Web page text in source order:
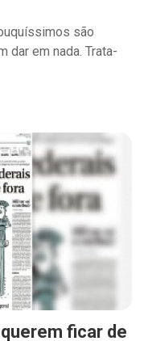
são
dar em nada. Trata-
ficar de